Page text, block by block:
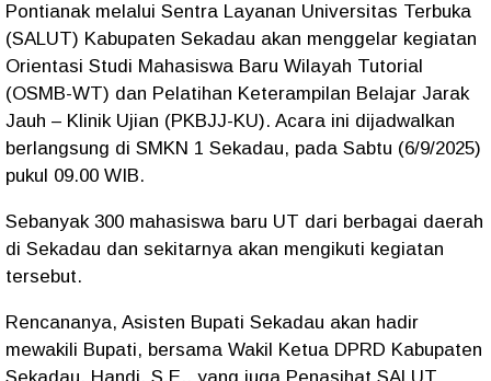
Pontianak melalui Sentra Layanan Universitas Terbuka
(SALUT) Kabupaten Sekadau akan menggelar kegiatan
Orientasi Studi Mahasiswa Baru Wilayah Tutorial
(OSMB-WT) dan Pelatihan Keterampilan Belajar Jarak
Jauh – Klinik Ujian (PKBJJ-KU). Acara ini dijadwalkan
berlangsung di SMKN 1 Sekadau, pada Sabtu (6/9/2025)
pukul 09.00 WIB.
Sebanyak 300 mahasiswa baru UT dari berbagai daerah
di Sekadau dan sekitarnya akan mengikuti kegiatan
tersebut.
Rencananya, Asisten Bupati Sekadau akan hadir
mewakili Bupati, bersama Wakil Ketua DPRD Kabupaten